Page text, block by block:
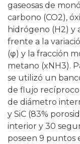
gaseosas de
carbono (CO2),
hidrógeno (H2) y
frente a la
(φ) y la fracción
metano (xNH3).
se utilizó un
de flujo
de diámetro
y SiC (83%
interior y 30
poseen 9 puntos